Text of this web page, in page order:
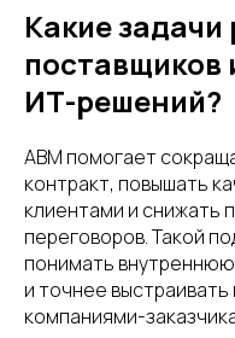
Какие задачи
поставщиков
ИТ-решений?
ABM помогает
контракт, повышать
клиентами и снижать
переговоров. Такой
понимать
и точнее
компаниями-